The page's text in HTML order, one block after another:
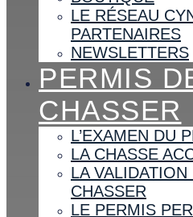
LE RÉSEAU
PARTENAIRES
NEWSLETTERS
PERMIS
CHASSER
L’EXAMEN DU
LA CHASSE
LA
CHASSER
LE PERMIS